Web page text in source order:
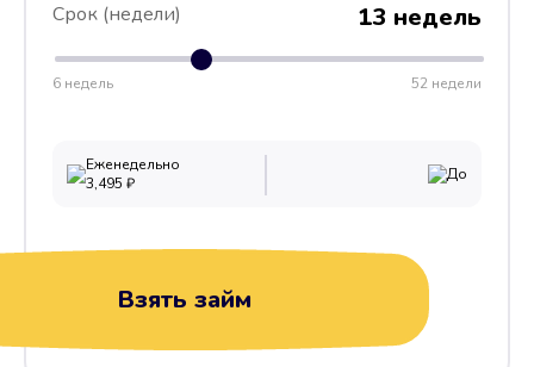
Срок (недели) 13 недель
6 недель 52 недели
Еженедельно
3,495 ₽ До
Взять займ